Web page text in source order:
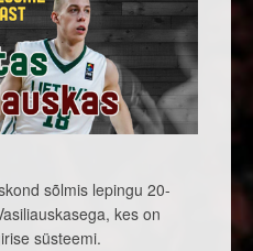
sõlmis lepingu 20-
kes on
süsteemi.